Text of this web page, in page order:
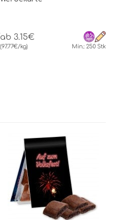
ab 3.15€
(97.77€/kg) Min.: 250 Stk